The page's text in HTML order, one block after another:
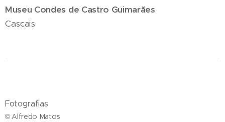
Museu Condes de Castro Guimarães
Cascais
Fotografias
© Alfredo Matos